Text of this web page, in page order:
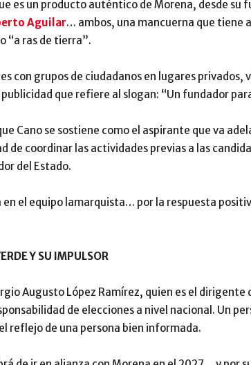
es un producto auténtico de Morena, desde su
Aguilar… ambos, una mancuerna que tiene
“a ras de tierra”.
con grupos de ciudadanos en lugares
que refiere al slogan: “Un fundador
Cano se sostiene como el aspirante que va
de coordinar las actividades previas a las
del Estado.
en el equipo lamarquista… por la respuesta
Y SU IMPULSOR
Augusto López Ramírez, quien es el dirigente
de elecciones a nivel nacional. Un
reflejo de una persona bien informada.